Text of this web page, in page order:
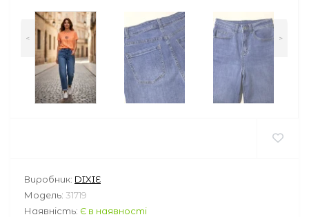
< >
Виробник: DIXIE
Модель: 31719
Наявність: Є в наявності